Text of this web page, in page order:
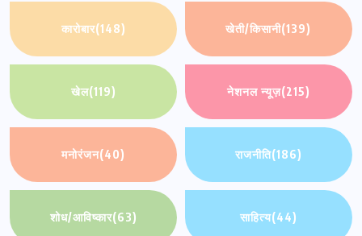
कारोबार(148) खेती/किसानी(139)
खेल(119) नेशनल न्यूज़(215)
मनोरंजन(40) राजनीति(186)
शोध/आविष्कार(63) साहित्य(44)